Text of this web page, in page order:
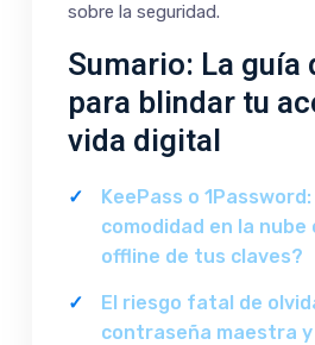
sobre la seguridad.
Sumario: La guía
para blindar tu
vida digital
KeePass o
comodidad en la
offline de tus claves?
El riesgo fatal de
contraseña maestra